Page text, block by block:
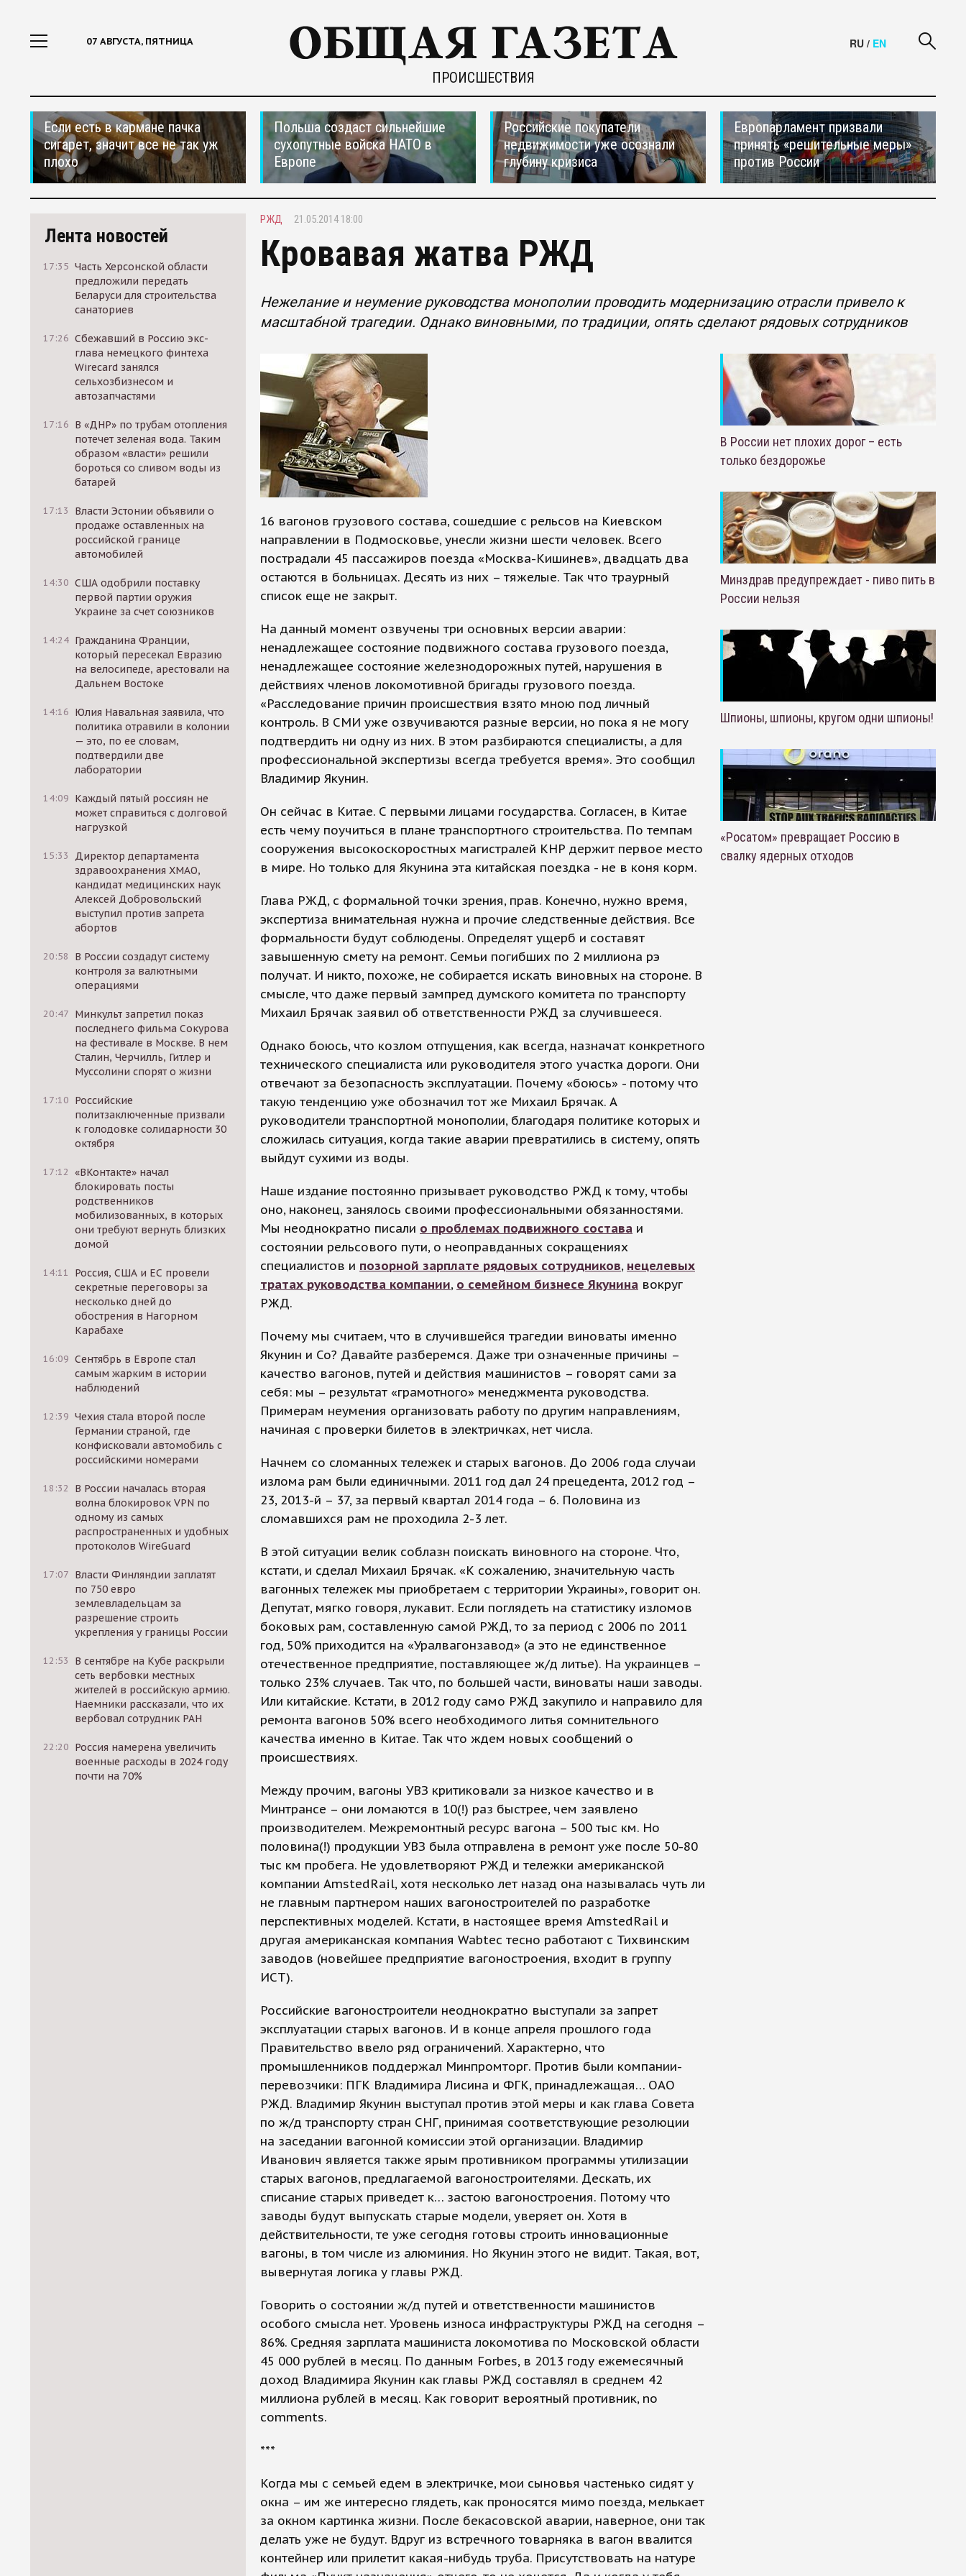
07 АВГУСТА, ПЯТНИЦА
ПРОИСШЕСТВИЯ
RU / EN
Если есть в кармане пачка
сигарет, значит все не так уж
плохо
Польша создаст сильнейшие
сухопутные войска НАТО в
Европе
Российские покупатели
недвижимости уже осознали
глубину кризиса
Европарламент призвали
принять «решительные меры»
против России
Лента новостей
17:35 Часть Херсонской области
предложили передать
Беларуси для строительства
санаториев
17:26 Сбежавший в Россию экс-
глава немецкого финтеха
Wirecard занялся
сельхозбизнесом и
автозапчастями
17:16 В «ДНР» по трубам отопления
потечет зеленая вода. Таким
образом «власти» решили
бороться со сливом воды из
батарей
17:13
Власти Эстонии объявили о
продаже оставленных на
российской границе
автомобилей
14:30 США одобрили поставку
первой партии оружия
Украине за счет союзников
14:24 Гражданина Франции,
который пересекал Евразию
на велосипеде, арестовали на
Дальнем Востоке
14:16 Юлия Навальная заявила, что
политика отравили в колонии
— это, по ее словам,
подтвердили две
лаборатории
14:09 Каждый пятый россиян не
может справиться с долговой
нагрузкой
15:33
Директор департамента
здравоохранения ХМАО,
кандидат медицинских наук
Алексей Добровольский
выступил против запрета
абортов
20:58
В России создадут систему
контроля за валютными
операциями
20:47 Минкульт запретил показ
последнего фильма Сокурова
на фестивале в Москве. В нем
Сталин, Черчилль, Гитлер и
Муссолини спорят о жизни
17:10 Российские
политзаключенные призвали
к голодовке солидарности 30
октября
17:12 «ВКонтакте» начал
блокировать посты
родственников
мобилизованных, в которых
они требуют вернуть близких
домой
14:11
Россия, США и ЕС провели
секретные переговоры за
несколько дней до
обострения в Нагорном
Карабахе
16:09 Сентябрь в Европе стал
самым жарким в истории
наблюдений
12:39 Чехия стала второй после
Германии страной, где
конфисковали автомобиль с
российскими номерами
18:32
В России началась вторая
волна блокировок VPN по
одному из самых
распространенных и удобных
протоколов WireGuard
17:07 Власти Финляндии заплатят
по 750 евро
землевладельцам за
разрешение строить
укрепления у границы России
12:53
В сентябре на Кубе раскрыли
сеть вербовки местных
жителей в российскую армию.
Наемники рассказали, что их
вербовал сотрудник РАН
22:20 Россия намерена увеличить
военные расходы в 2024 году
почти на 70%
РЖД 21.05.2014 18:00
Кровавая жатва РЖД
Нежелание и неумение руководства монополии проводить модернизацию отрасли привело к
масштабной трагедии. Однако виновными, по традиции, опять сделают рядовых сотрудников
16 вагонов грузового состава, сошедшие с рельсов на Киевском
направлении в Подмосковье, унесли жизни шести человек. Всего
пострадали 45 пассажиров поезда «Москва-Кишинев», двадцать два
остаются в больницах. Десять из них – тяжелые. Так что траурный
список еще не закрыт.
На данный момент озвучены три основных версии аварии:
ненадлежащее состояние подвижного состава грузового поезда,
ненадлежащее состояние железнодорожных путей, нарушения в
действиях членов локомотивной бригады грузового поезда.
«Расследование причин происшествия взято мною под личный
контроль. В СМИ уже озвучиваются разные версии, но пока я не могу
подтвердить ни одну из них. В этом разбираются специалисты, а для
профессиональной экспертизы всегда требуется время». Это сообщил
Владимир Якунин.
Он сейчас в Китае. С первыми лицами государства. Согласен, в Китае
есть чему поучиться в плане транспортного строительства. По темпам
сооружения высокоскоростных магистралей КНР держит первое место
в мире. Но только для Якунина эта китайская поездка - не в коня корм.
Глава РЖД, с формальной точки зрения, прав. Конечно, нужно время,
экспертиза внимательная нужна и прочие следственные действия. Все
формальности будут соблюдены. Определят ущерб и составят
завышенную смету на ремонт. Семьи погибших по 2 миллиона рэ
получат. И никто, похоже, не собирается искать виновных на стороне. В
смысле, что даже первый зампред думского комитета по транспорту
Михаил Брячак заявил об ответственности РЖД за случившееся.
Однако боюсь, что козлом отпущения, как всегда, назначат конкретного
технического специалиста или руководителя этого участка дороги. Они
отвечают за безопасность эксплуатации. Почему «боюсь» - потому что
такую тенденцию уже обозначил тот же Михаил Брячак. А
руководители транспортной монополии, благодаря политике которых и
сложилась ситуация, когда такие аварии превратились в систему, опять
выйдут сухими из воды.
Наше издание постоянно призывает руководство РЖД к тому, чтобы
оно, наконец, занялось своими профессиональными обязанностями.
Мы неоднократно писали о проблемах подвижного состава и
состоянии рельсового пути, о неоправданных сокращениях
специалистов и позорной зарплате рядовых сотрудников, нецелевых
тратах руководства компании, о семейном бизнесе Якунина вокруг
РЖД.
Почему мы считаем, что в случившейся трагедии виноваты именно
Якунин и Со? Давайте разберемся. Даже три означенные причины –
качество вагонов, путей и действия машинистов – говорят сами за
себя: мы – результат «грамотного» менеджмента руководства.
Примерам неумения организовать работу по другим направлениям,
начиная с проверки билетов в электричках, нет числа.
Начнем со сломанных тележек и старых вагонов. До 2006 года случаи
излома рам были единичными. 2011 год дал 24 прецедента, 2012 год –
23, 2013-й – 37, за первый квартал 2014 года – 6. Половина из
сломавшихся рам не проходила 2-3 лет.
В этой ситуации велик соблазн поискать виновного на стороне. Что,
кстати, и сделал Михаил Брячак. «К сожалению, значительную часть
вагонных тележек мы приобретаем с территории Украины», говорит он.
Депутат, мягко говоря, лукавит. Если поглядеть на статистику изломов
боковых рам, составленную самой РЖД, то за период с 2006 по 2011
год, 50% приходится на «Уралвагонзавод» (а это не единственное
отечественное предприятие, поставляющее ж/д литье). На украинцев –
только 23% случаев. Так что, по большей части, виноваты наши заводы.
Или китайские. Кстати, в 2012 году само РЖД закупило и направило для
ремонта вагонов 50% всего необходимого литья сомнительного
качества именно в Китае. Так что ждем новых сообщений о
происшествиях.
Между прочим, вагоны УВЗ критиковали за низкое качество и в
Минтрансе – они ломаются в 10(!) раз быстрее, чем заявлено
производителем. Межремонтный ресурс вагона – 500 тыс км. Но
половина(!) продукции УВЗ была отправлена в ремонт уже после 50-80
тыс км пробега. Не удовлетворяют РЖД и тележки американской
компании AmstedRail, хотя несколько лет назад она называлась чуть ли
не главным партнером наших вагоностроителей по разработке
перспективных моделей. Кстати, в настоящее время AmstedRail и
другая американская компания Wabtec тесно работают с Тихвинским
заводов (новейшее предприятие вагоностроения, входит в группу
ИСТ).
Российские вагоностроители неоднократно выступали за запрет
эксплуатации старых вагонов. И в конце апреля прошлого года
Правительство ввело ряд ограничений. Характерно, что
промышленников поддержал Минпромторг. Против были компании-
перевозчики: ПГК Владимира Лисина и ФГК, принадлежащая… ОАО
РЖД. Владимир Якунин выступал против этой меры и как глава Совета
по ж/д транспорту стран СНГ, принимая соответствующие резолюции
на заседании вагонной комиссии этой организации. Владимир
Иванович является также ярым противником программы утилизации
старых вагонов, предлагаемой вагоностроителями. Дескать, их
списание старых приведет к… застою вагоностроения. Потому что
заводы будут выпускать старые модели, уверяет он. Хотя в
действительности, те уже сегодня готовы строить инновационные
вагоны, в том числе из алюминия. Но Якунин этого не видит. Такая, вот,
вывернутая логика у главы РЖД.
Говорить о состоянии ж/д путей и ответственности машинистов
особого смысла нет. Уровень износа инфраструктуры РЖД на сегодня –
86%. Средняя зарплата машиниста локомотива по Московской области
45 000 рублей в месяц. По данным Forbes, в 2013 году ежемесячный
доход Владимира Якунин как главы РЖД составлял в среднем 42
миллиона рублей в месяц. Как говорит вероятный противник, no
comments.
***
Когда мы с семьей едем в электричке, мои сыновья частенько сидят у
окна – им же интересно глядеть, как проносятся мимо поезда, мелькает
за окном картинка жизни. После бекасовской аварии, наверное, они так
делать уже не будут. Вдруг из встречного товарняка в вагон ввалится
контейнер или прилетит какая-нибудь труба. Присутствовать на натуре
В России нет плохих дорог – есть
только бездорожье
Минздрав предупреждает - пиво пить в
России нельзя
Шпионы, шпионы, кругом одни шпионы!
«Росатом» превращает Россию в
свалку ядерных отходов